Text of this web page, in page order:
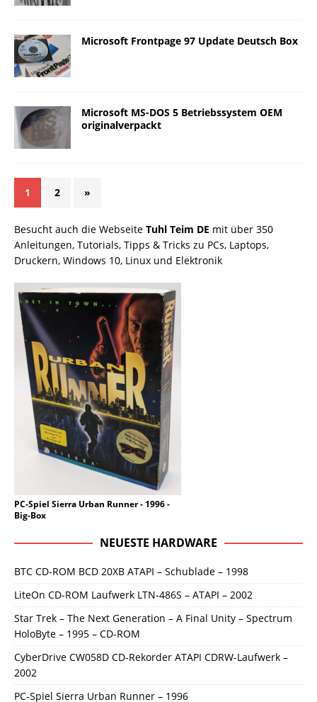
Microsoft Frontpage 97 Update Deutsch Box
Microsoft MS-DOS 5 Betriebssystem OEM
originalverpackt
1 2 »
Besucht auch die Webseite Tuhl Teim DE mit über 350
Anleitungen, Tutorials, Tipps & Tricks zu PCs, Laptops,
Druckern, Windows 10, Linux und Elektronik
PC-Spiel Sierra Urban Runner - 1996 -
Big-Box
NEUESTE HARDWARE
BTC CD-ROM BCD 20XB ATAPI – Schublade – 1998
LiteOn CD-ROM Laufwerk LTN-486S – ATAPI – 2002
Star Trek – The Next Generation – A Final Unity – Spectrum
HoloByte – 1995 – CD-ROM
CyberDrive CW058D CD-Rekorder ATAPI CDRW-Laufwerk –
2002
PC-Spiel Sierra Urban Runner – 1996